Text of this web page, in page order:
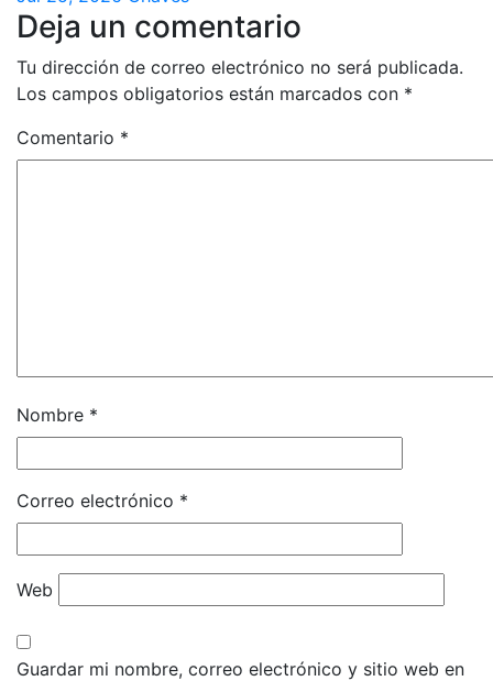
Deja un comentario
Tu dirección de correo electrónico no será publicada.
Los campos obligatorios están marcados con *
Comentario *
Nombre *
Correo electrónico *
Web
Guardar mi nombre, correo electrónico y sitio web en